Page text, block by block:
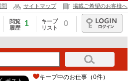
問 サイトマップ 掲載ご希望のお客様へ
閲覧
履歴
1
キープ
リスト
0
ログイン
キープ中のお仕事（0件）